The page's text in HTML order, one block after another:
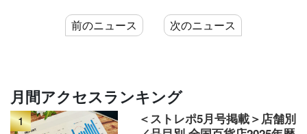
前のニュース 次のニュース
月間アクセスランキング
1
＜ストレポ5月号掲載＞店舗別